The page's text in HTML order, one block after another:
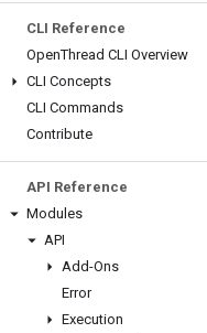
CLI Reference
OpenThread CLI Overview
CLI Concepts
CLI Commands
Contribute
API Reference
Modules
API
Add-Ons
Error
Execution